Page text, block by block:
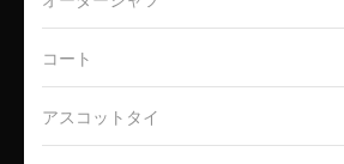
コート
アスコットタイ